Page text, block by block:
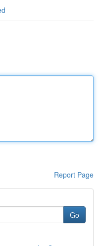
Report Page
Go